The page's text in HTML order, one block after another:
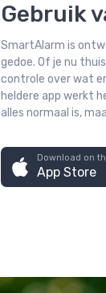
Gebruik
SmartAlarm is
gedoe. Of je nu
controle over wat
heldere app werkt
alles normaal is,
Download on
App Store